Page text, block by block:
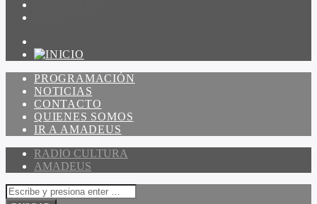
PROGRAMACIÓN
NOTICIAS
CONTACTO
QUIENES SOMOS
IR A AMADEUS
RADIO CULTURA
AMADEUS